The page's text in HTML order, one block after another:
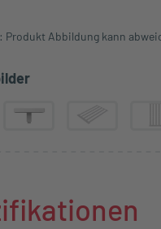
Produkt Abbildung kann